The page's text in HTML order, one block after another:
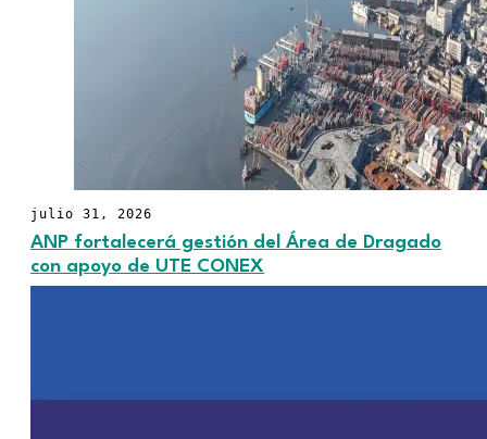
julio 31, 2026
ANP fortalecerá gestión del Área de Dragado
con apoyo de UTE CONEX